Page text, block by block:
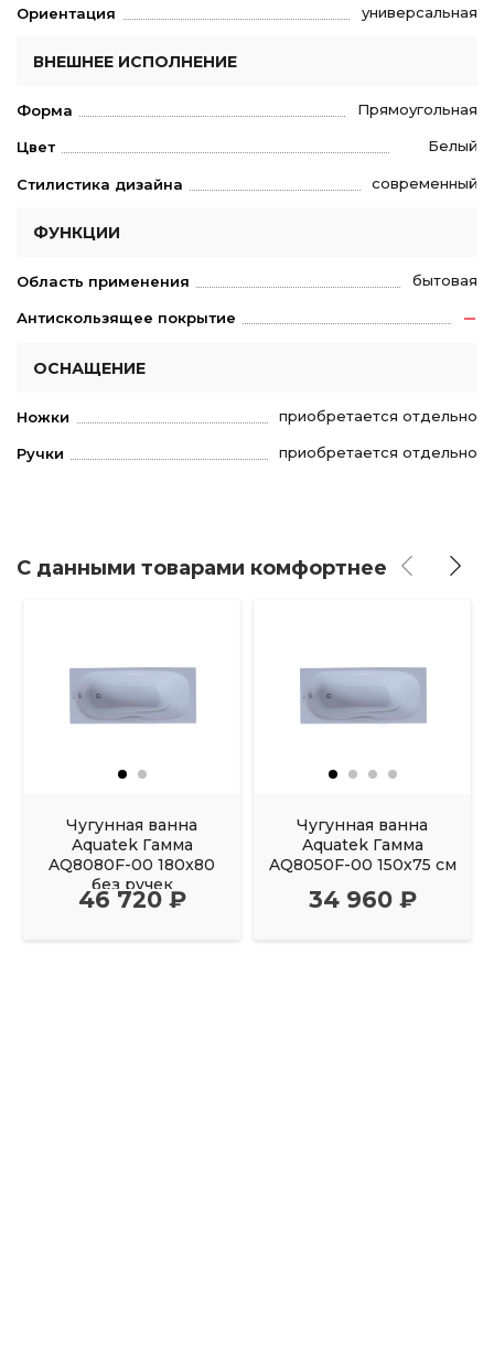
Ориентация универсальная
ВНЕШНЕЕ ИСПОЛНЕНИЕ
Форма Прямоугольная
Цвет Белый
Стилистика дизайна современный
ФУНКЦИИ
Область применения бытовая
Антискользящее покрытие
ОСНАЩЕНИЕ
Ножки приобретается отдельно
Ручки приобретается отдельно
С данными товарами комфортнее
Чугунная ванна
Aquatek Гамма
AQ8080F-00 180x80
без ручек
46 720 ₽
Чугунная ванна
Aquatek Гамма
AQ8050F-00 150х75 см
34 960 ₽